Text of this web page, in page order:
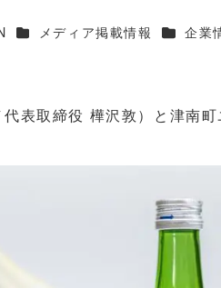
カテゴリー
メディア掲載情報 カテゴ
企業
表取締役 樺沢敦）と津南